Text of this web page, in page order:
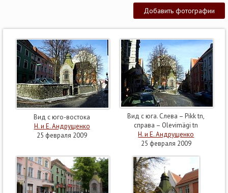
Добавить фотографии
Вид с юго-востока
Н. и Е. Андрущенко
25 февраля 2009
Вид с юга. Слева – Pikk tn,
справа – Olevimägi tn
Н. и Е. Андрущенко
25 февраля 2009